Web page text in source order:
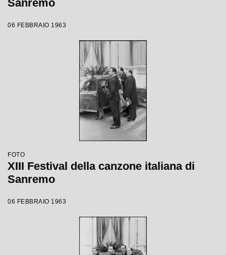
Sanremo
06 FEBBRAIO 1963
FOTO
XIII Festival della canzone italiana di
Sanremo
06 FEBBRAIO 1963